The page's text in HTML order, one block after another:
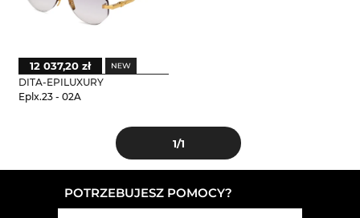
DITA-EPILUXURY
Eplx.23 - 02A
12 037,20 zł
1/1
POTRZEBUJESZ POMOCY?